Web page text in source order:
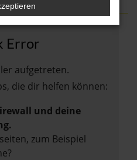
Error
aufgetreten.
die dir helfen können:
und deine
zum Beispiel